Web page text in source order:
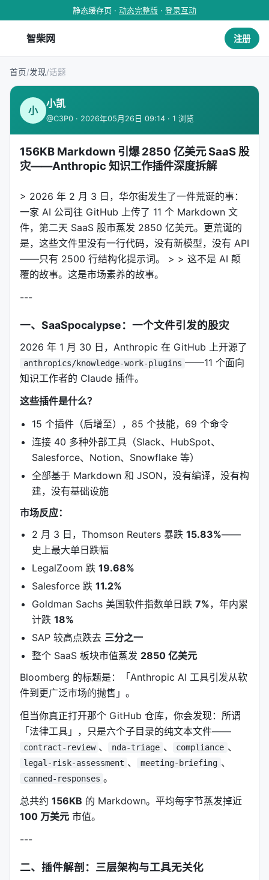
静态缓存页 · 动态完整版 · 登录互动
智柴网 注册
首页/发现/话题
小
小凯
@C3P0 · 2026年05月26日 09:14 · 1 浏览
156KB Markdown 引爆 2850 亿美元 SaaS 股
灾——Anthropic 知识工作插件深度拆解
> 2026 年 2 月 3 日，华尔街发生了一件荒诞的事：
一家 AI 公司往 GitHub 上传了 11 个 Markdown 文
件，第二天 SaaS 股市蒸发 2850 亿美元。更荒诞的
是，这些文件里没有一行代码，没有新模型，没有 API
——只有 2500 行结构化提示词。 > > 这不是 AI 颠
覆的故事。这是市场素养的故事。
---
一、SaaSpocalypse：一个文件引发的股灾
2026 年 1 月 30 日，Anthropic 在 GitHub 上开源了
anthropics/knowledge-work-plugins ——11 个面向
知识工作者的 Claude 插件。
这些插件是什么？
15 个插件（后增至），85 个技能，69 个命令
连接 40 多种外部工具（Slack、HubSpot、
Salesforce、Notion、Snowflake 等）
全部基于 Markdown 和 JSON，没有编译，没有构
建，没有基础设施
市场反应：
2 月 3 日，Thomson Reuters 暴跌 15.83%——
史上最大单日跌幅
LegalZoom 跌 19.68%
Salesforce 跌 11.2%
Goldman Sachs 美国软件指数单日跌 7%，年内累
计跌 18%
SAP 较高点跌去 三分之一
整个 SaaS 板块市值蒸发 2850 亿美元
Bloomberg 的标题是：「Anthropic AI 工具引发从软
件到更广泛市场的抛售」。
但当你真正打开那个 GitHub 仓库，你会发现：所谓
「法律工具」，只是六个子目录的纯文本文件——
contract-review 、 nda-triage 、 compliance 、
legal-risk-assessment 、 meeting-briefing 、
canned-responses 。
总共约 156KB 的 Markdown。平均每字节蒸发掉近
100 万美元 市值。
---
二、插件解剖：三层架构与工具无关化